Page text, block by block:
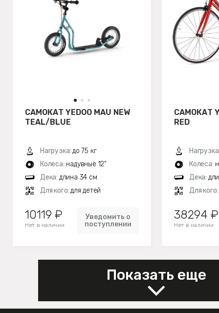
САМОКАТ YEDOO MAU NEW
TEAL/BLUE
Нагрузка: до 75 кг
Колеса: надувные 12"
Дека: длина 34 см
Для кого: для детей
10119 ₽
Нет в наличии
Уведомить о
поступлении
САМОКАТ
RED
Колеса:
Дека:
Для кого:
38294 ₽
Нет в наличии
Показать еще